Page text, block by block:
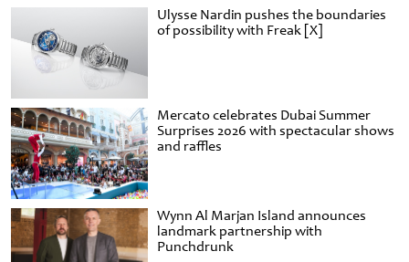
Ulysse Nardin pushes the boundaries
of possibility with Freak [X]
Mercato celebrates Dubai Summer
Surprises 2026 with spectacular shows
and raffles
Wynn Al Marjan Island announces
landmark partnership with
Punchdrunk